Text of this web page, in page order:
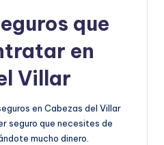
que
en
Villar
en Cabezas del Villar
seguro que necesites de
mucho dinero.